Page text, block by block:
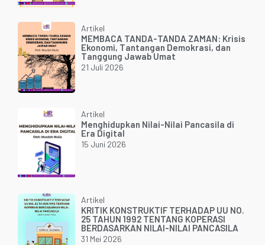
Artikel
MEMBACA TANDA-TANDA ZAMAN: Krisis
Ekonomi, Tantangan Demokrasi, dan
Tanggung Jawab Umat
21 Juli 2026
Artikel
Menghidupkan Nilai-Nilai Pancasila di
Era Digital
15 Juni 2026
Artikel
KRITIK KONSTRUKTIF TERHADAP UU NO.
25 TAHUN 1992 TENTANG KOPERASI
BERDASARKAN NILAI-NILAI PANCASILA
31 Mei 2026